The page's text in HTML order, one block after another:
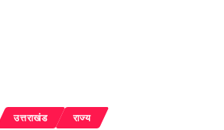
उत्तराखंड राज्य